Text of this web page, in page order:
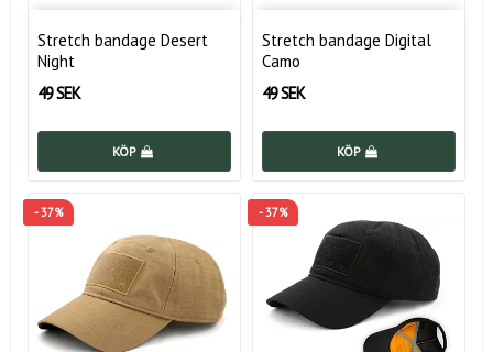
Stretch bandage Desert
Night
49 SEK
KÖP
Stretch bandage Digital
Camo
49 SEK
KÖP
- 37% - 37%